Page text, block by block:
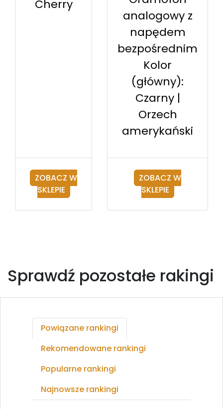
Cherry
ZOBACZ W
SKLEPIE
analogowy z
napędem
bezpośrednim
Kolor
(główny):
Czarny |
Orzech
amerykański
ZOBACZ W
SKLEPIE
Sprawdź pozostałe rakingi
Powiązane rankingi
Rekomendowane rankingi
Popularne rankingi
Najnowsze rankingi